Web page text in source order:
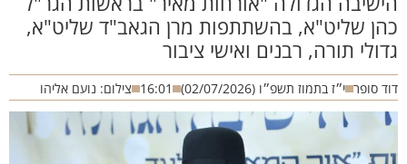
שליט"א, בהשתתפות מרן הגאב"ד שליט"א,
תורה, רבנים ואישי ציבור
סופר י״ז בתמוז תשפ״ו (02/07/2026) 16:01 צילום: נועם אליהו